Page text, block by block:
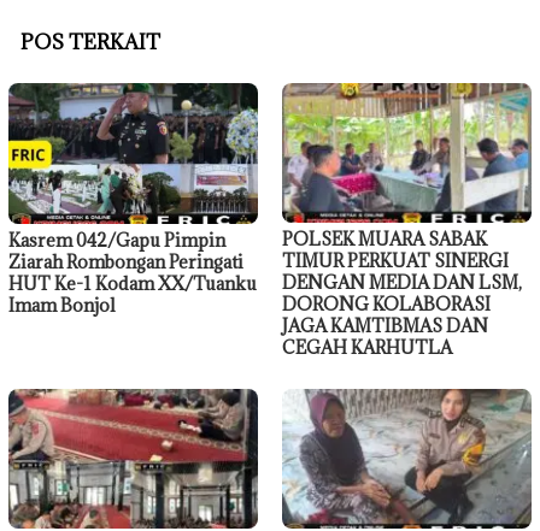
POS TERKAIT
Kasrem 042/Gapu Pimpin
Ziarah Rombongan Peringati
HUT Ke-1 Kodam XX/Tuanku
Imam Bonjol
POLSEK MUARA SABAK
TIMUR PERKUAT SINERGI
DENGAN MEDIA DAN LSM,
DORONG KOLABORASI
JAGA KAMTIBMAS DAN
CEGAH KARHUTLA